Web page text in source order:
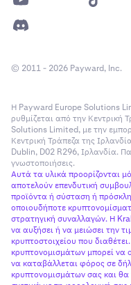
© 2011 - 2026 Payward, Inc.
Η Payward Europe Solutions
ρυθμίζεται από την Κεντρική
Solutions Limited, με την
Κεντρική Τράπεζα της
Dublin, D02 R296, Ιρλανδία.
γνωστοποιήσεις.
Αυτά τα υλικά προορίζονται
αποτελούν επενδυτική
προϊόντα ή σύσταση ή
οποιουδήποτε
στρατηγική συναλλαγών. Η
να αυξήσει ή να μειώσει την
κρυπτοστοιχείου που
κρυπτονομισμάτων μπορεί να
να καταβάλλεται φόρος σε
κρυπτονομισμάτων σας και